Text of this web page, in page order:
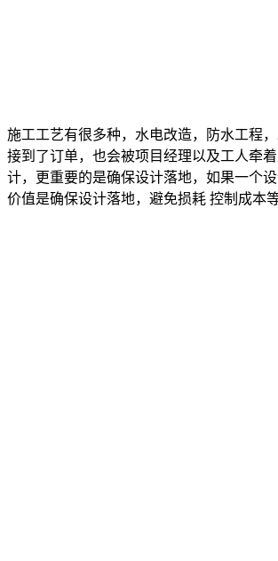
施工工艺有很多种，水电改造，防水工程
接到了订单，也会被项目经理以及工人牵
计，更重要的是确保设计落地，如果一个
价值是确保设计落地，避免损耗 控制成本